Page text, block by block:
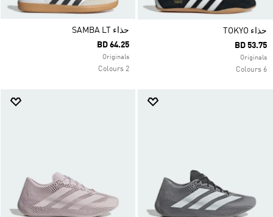
حذاء TOKYO
BD 53.75
Originals
6 Colours
حذاء SAMBA LT
BD 64.25
Originals
2 Colours